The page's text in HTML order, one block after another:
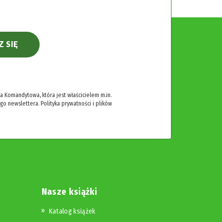
SIĘ
która jest właścicielem m.in.
newslettera. Polityka prywatności i plików
Nasze książki
Katalog książek